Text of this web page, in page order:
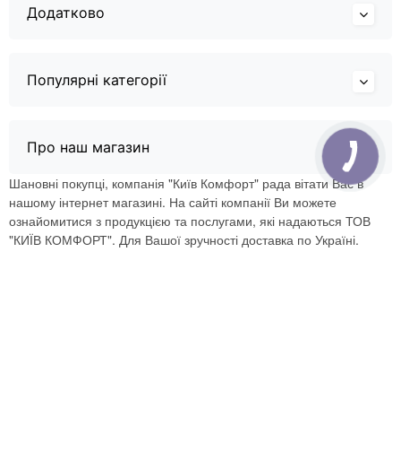
Додатково
Популярні категорії
Про наш магазин
Шановні покупці, компанія "Київ Комфорт" рада вітати Вас в
нашому інтернет магазині. На сайті компанії Ви можете
ознайомитися з продукцією та послугами, які надаються ТОВ
"КИЇВ КОМФОРТ". Для Вашої зручності доставка по Україні.